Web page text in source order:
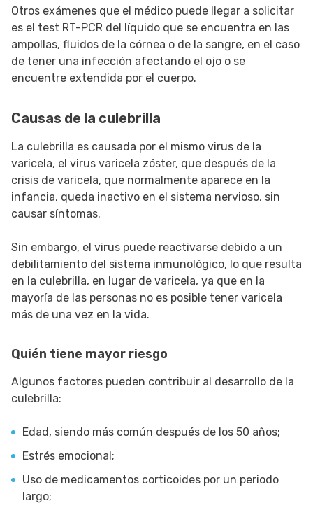
Otros exámenes que el médico puede llegar a solicitar
es el test RT-PCR del líquido que se encuentra en las
ampollas, fluidos de la córnea o de la sangre, en el caso
de tener una infección afectando el ojo o se
encuentre extendida por el cuerpo.
Causas de la culebrilla
La culebrilla es causada por el mismo virus de la
varicela, el virus varicela zóster, que después de la
crisis de varicela, que normalmente aparece en la
infancia, queda inactivo en el sistema nervioso, sin
causar síntomas.
Sin embargo, el virus puede reactivarse debido a un
debilitamiento del sistema inmunológico, lo que resulta
en la culebrilla, en lugar de varicela, ya que en la
mayoría de las personas no es posible tener varicela
más de una vez en la vida.
Quién tiene mayor riesgo
Algunos factores pueden contribuir al desarrollo de la
culebrilla:
Edad, siendo más común después de los 50 años;
Estrés emocional;
Uso de medicamentos corticoides por un periodo
largo;